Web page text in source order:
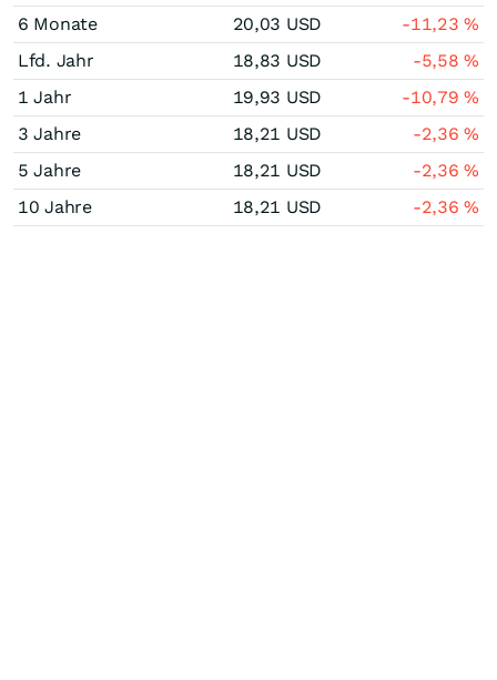
6 Monate 20,03 USD -11,23%
Lfd. Jahr
18,83 USD -5,58%
1 Jahr
19,93 USD -10,79%
3 Jahre
18,21 USD -2,36%
5 Jahre
18,21 USD -2,36%
10 Jahre
18,21 USD -2,36%